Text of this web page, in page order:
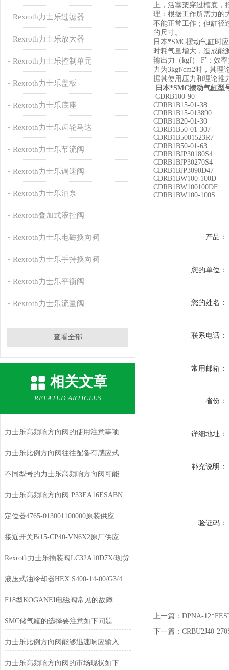
Rexroth力士乐过滤器
Rexroth力士乐放大器
Rexroth力士乐控制单元
Rexroth力士乐盖板
Rexroth力士乐底座
Rexroth力士乐齿轮马达
Rexroth力士乐节流阀
Rexroth力士乐调速阀
Rexroth力士乐油泵
Rexroth叠加式液控阀
Rexroth力士乐电磁换向阀
Rexroth力士乐手持换向阀
Rexroth力士乐平衡阀
Rexroth力士乐流量阀
查看全部
相关文章
RELATED ARTICLES
力士乐高频响方向阀的使用注意事项
力士乐比例方向阀往往配备有感应式位置传感器
不同型号的力士乐高频响方向阀可能有一些细微的差异
力士乐高频响方向阀 P33EA16ESABNJP天津供货
定位器4765-013001100000原装供应
接近开关Bi15-CP40-VN6X2原厂供应
Rexroth力士乐插装阀LC32A10D7X/现货
液压式油冷却器HEX S400-14-00/G3/4使用说明
F18型KOGANEI电磁阀常见的故障
SMC储气罐的选择要注意如下问题
力士乐比例方向阀能够迅速响应输入信号的变化
力士乐高频响方向阀的市场现状如下
上，活塞架穿过槽底，
理：根据工作所需力的
不能正常工作；但缸径
的尺寸。
日本*SMC摆动气缸时
时耗气量增大，造成能
输出力（kgf） F′：效
力为3kgf/cm2时，其理
据其使用压力和理论推
日本*SMC摆动气缸型
CDRB100-90
CDRB1B15-01-38
CDRB1B15-013890
CDRB1B20-01-30
CDRB1B50-01-307
CDRB1B5001523R7
CDRB1B50-01-63
CDRB1BJP30180S4
CDRB1BJP30270S4
CDRB1BJP3090D47
CDRB1BW100-100D
CDRB1BW100100DF
CDRB1BW100-100S
产品：
您的单位：
您的姓名：
联系电话：
常用邮箱：
省份：
详细地址：
补充说明：
验证码：
上一篇： DPNA-
下一篇： CRBU2J40-